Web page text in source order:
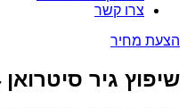
צרו קשר
הצעת מחיר
שיפוץ גיר סיטרואן C4 פיקאסו